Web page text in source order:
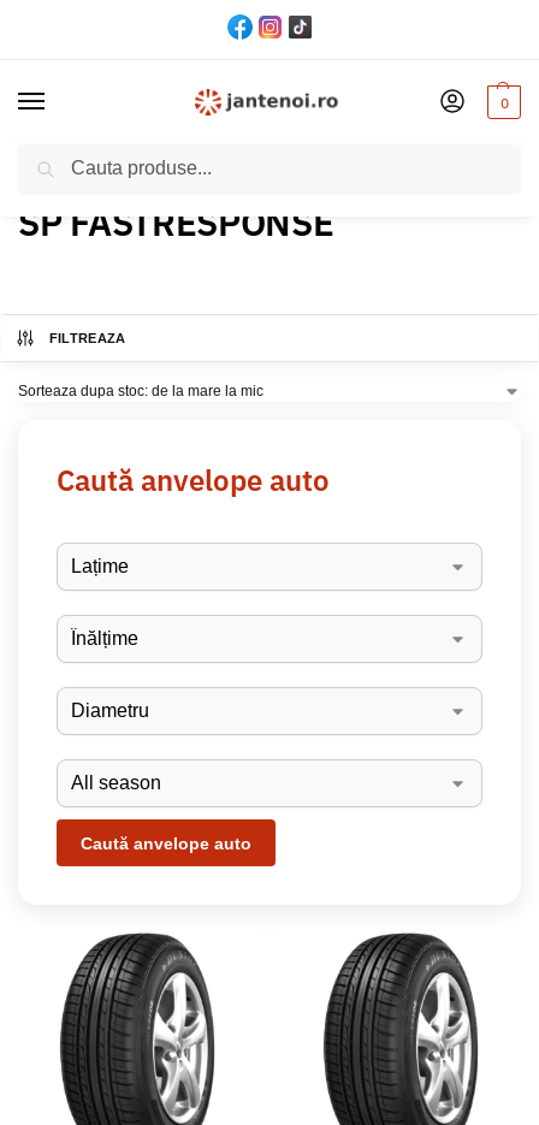
0
Acasă Produs Model / SP FASTRESPONSE
SP FASTRESPONSE
FILTREAZA
Caută anvelope auto